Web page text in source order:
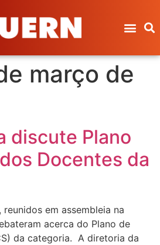
março de
discute Plano
Docentes da
reunidos em assembleia na
acerca do Plano de
da categoria. A diretoria da